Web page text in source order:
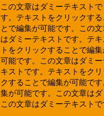
この文章はダミーテキストで
す。テキストをクリックする
とで編集が可能です。この文
はダミーテキストです。テキ
トをクリックすることで編
可能です。この文章はダミー
キストです。テキストをクリ
クすることで編集が可能で
集が可能です。この文章は
この文章はダミーテキスト